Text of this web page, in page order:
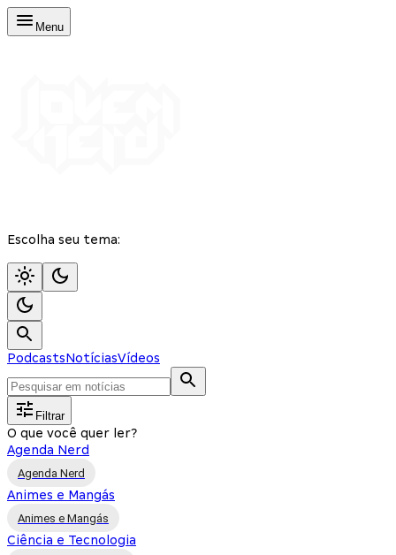
Menu
Escolha seu tema:
PodcastsNotíciasVídeos
Filtrar
O que você quer ler?
Agenda Nerd
Agenda Nerd
Animes e Mangás
Animes e Mangás
Ciência e Tecnologia